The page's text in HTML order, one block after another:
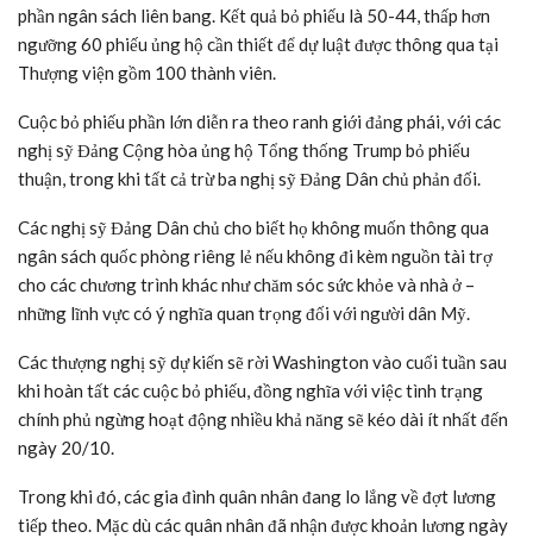
phần ngân sách liên bang. Kết quả bỏ phiếu là 50-44, thấp hơn
ngưỡng 60 phiếu ủng hộ cần thiết để dự luật được thông qua tại
Thượng viện gồm 100 thành viên.
Cuộc bỏ phiếu phần lớn diễn ra theo ranh giới đảng phái, với các
nghị sỹ Đảng Cộng hòa ủng hộ Tổng thống Trump bỏ phiếu
thuận, trong khi tất cả trừ ba nghị sỹ Đảng Dân chủ phản đối.
Các nghị sỹ Đảng Dân chủ cho biết họ không muốn thông qua
ngân sách quốc phòng riêng lẻ nếu không đi kèm nguồn tài trợ
cho các chương trình khác như chăm sóc sức khỏe và nhà ở –
những lĩnh vực có ý nghĩa quan trọng đối với người dân Mỹ.
Các thượng nghị sỹ dự kiến sẽ rời Washington vào cuối tuần sau
khi hoàn tất các cuộc bỏ phiếu, đồng nghĩa với việc tình trạng
chính phủ ngừng hoạt động nhiều khả năng sẽ kéo dài ít nhất đến
ngày 20/10.
Trong khi đó, các gia đình quân nhân đang lo lắng về đợt lương
tiếp theo. Mặc dù các quân nhân đã nhận được khoản lương ngày